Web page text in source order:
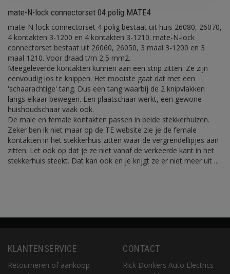
mate-N-lock connectorset 04 polig MATE4
mate-N-lock connectorset 4 polig bestaat uit huis 26080, 26070,
4 kontakten 3-1200 en 4 kontakten 3-1210. mate-N-lock
connectorset bestaat uit 26060, 26050, 3 maal 3-1200 en 3
maal 1210. Voor draad t/m 2,5 mm2.
Meegeleverde kontakten kunnen aan een strip zitten. Ze zijn
eenvoudig los te knippen. Het mooiste gaat dat met een
'schaarachtige' tang. Dus een tang waarbij de 2 knipvlakken
langs elkaar bewegen. Een plaatschaar werkt, een gewone
huishoudschaar vaak ook.
De male en female kontakten passen in beide stekkerhuizen.
Zeker ben ik niet maar op de TE website zie je de female
kontakten in het stekkerhuis zitten waar de vergrendellipjes aan
zitten. Let ook op dat je ze niet vanaf de verkeerde kant in het
stekkerhuis steekt. Dat kan ook en je krijgt ze er niet meer uit ...
KLANTENSERVICE
Retourneren of aankoop
CONTACT
Rick Donkers Auto Electrics